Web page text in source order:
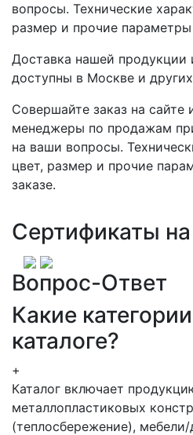
вопросы. Технические
размер и прочие параметры
Доставка нашей продукции
доступны в Москве и
Совершайте заказ на сайте
менеджеры по продажам
на ваши вопросы.
цвет, размер и прочие
заказе.
Сертификаты
Вопрос-Ответ
Какие
каталоге?
+
Каталог включает
металлопластиковых
(теплосбережение),